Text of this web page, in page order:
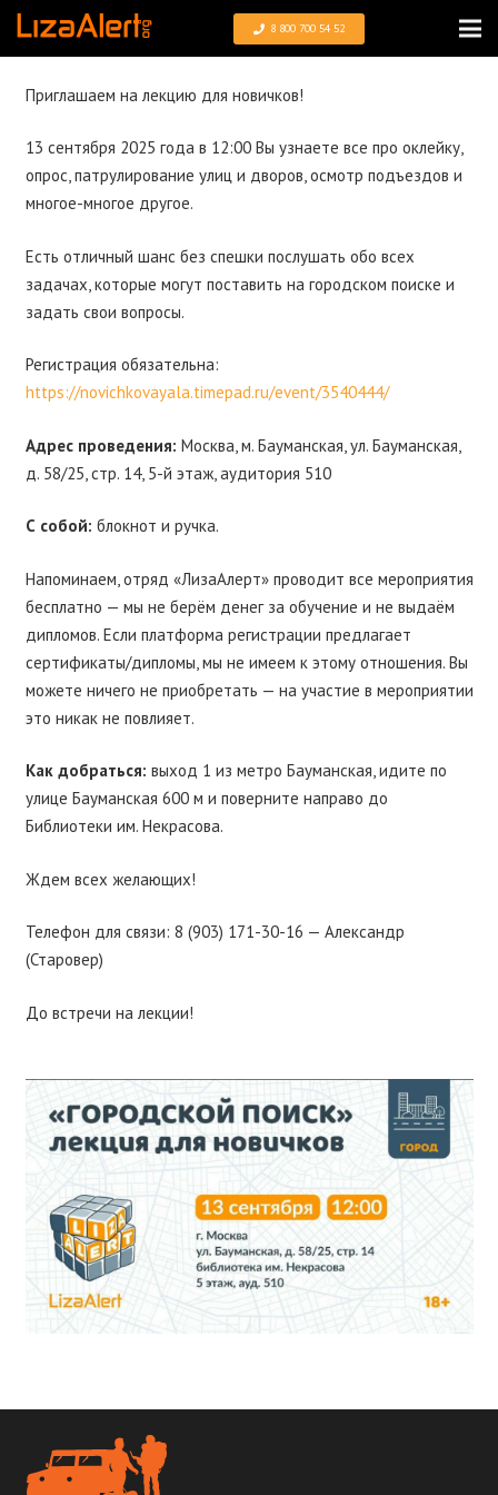
8 800 700 54 52
Приглашаем на лекцию для новичков!
13 сентября 2025 года в 12:00 Вы узнаете все про оклейку,
опрос, патрулирование улиц и дворов, осмотр подъездов и
многое-многое другое.
Есть отличный шанс без спешки послушать обо всех
задачах, которые могут поставить на городском поиске и
задать свои вопросы.
Регистрация обязательна:
https://novichkovayala.timepad.ru/event/3540444/
Адрес проведения: Москва, м. Бауманская, ул. Бауманская,
д. 58/25, стр. 14, 5-й этаж, аудитория 510
С собой: блокнот и ручка.
Напоминаем, отряд «ЛизаАлерт» проводит все мероприятия
бесплатно — мы не берём денег за обучение и не выдаём
дипломов. Если платформа регистрации предлагает
сертификаты/дипломы, мы не имеем к этому отношения. Вы
можете ничего не приобретать — на участие в мероприятии
это никак не повлияет.
Как добраться: выход 1 из метро Бауманская, идите по
улице Бауманская 600 м и поверните направо до
Библиотеки им. Некрасова.
Ждем всех желающих!
Телефон для связи: 8 (903) 171-30-16 — Александр
(Старовер)
До встречи на лекции!